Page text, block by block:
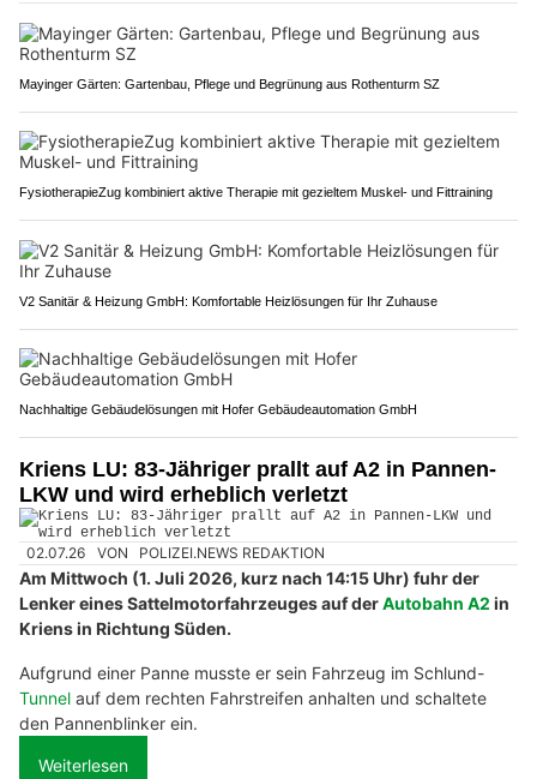
Mayinger Gärten: Gartenbau, Pflege und Begrünung aus Rothenturm SZ
FysiotherapieZug kombiniert aktive Therapie mit gezieltem Muskel- und Fittraining
V2 Sanitär & Heizung GmbH: Komfortable Heizlösungen für Ihr Zuhause
Nachhaltige Gebäudelösungen mit Hofer Gebäudeautomation GmbH
Kriens LU: 83-Jähriger prallt auf A2 in Pannen-
LKW und wird erheblich verletzt
02.07.26 VON POLIZEI.NEWS REDAKTION
Am Mittwoch (1. Juli 2026, kurz nach 14:15 Uhr) fuhr der
Lenker eines Sattelmotorfahrzeuges auf derAutobahn A2 in
Kriens in Richtung Süden.
Aufgrund einer Panne musste er sein Fahrzeug im Schlund-
Tunnel auf dem rechten Fahrstreifen anhalten und schaltete
den Pannenblinker ein.
Weiterlesen